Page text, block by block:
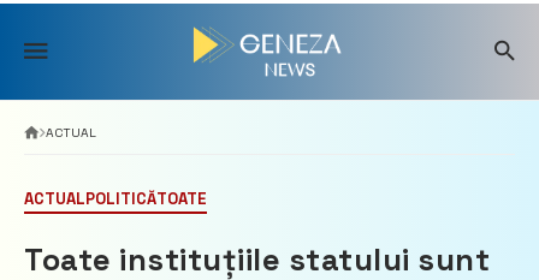
Skip
content
ACTUAL
ACTUALPOLITICĂTOATE
Toate instituțiile statului sunt